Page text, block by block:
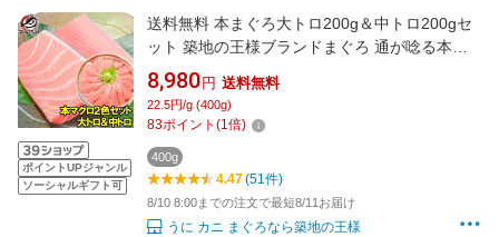
ポイントUPジャンル
ソーシャルギフト可
送料無料 本まぐろ大トロ200g＆中トロ200gセ
ット 築地の王様ブランドまぐろ 通が唸る本マ
グロの大トロと人気1番中トロを極める 鮪 まぐ
ろ マグロ 本まぐろ 刺身 クロマグロ ギフト 築
地市場 豊洲市場 おせち 【FSJ】
8,980 円 送料無料
22.5円/g (400g)
83ポイント (1倍)
400g
4.47(51件)
8/10 8:00までの注文で最短8/11お届け
うに カニ まぐろなら築地の王様